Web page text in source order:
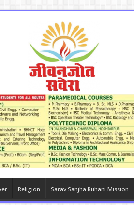
Religion Sarav Sanjha Ruhani Mission